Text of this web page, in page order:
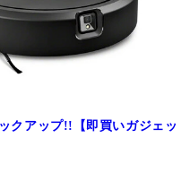
クアップ!!【即買いガジェッ